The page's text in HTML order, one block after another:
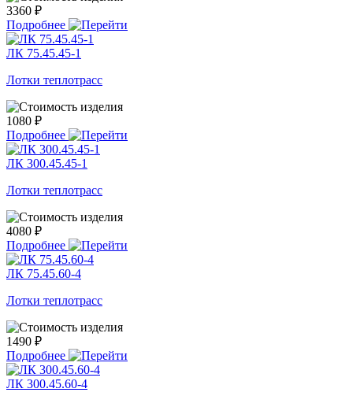
3360 ₽
Подробнее
ЛК 75.45.45-1
Лотки теплотрасс
1080 ₽
Подробнее
ЛК 300.45.45-1
Лотки теплотрасс
4080 ₽
Подробнее
ЛК 75.45.60-4
Лотки теплотрасс
1490 ₽
Подробнее
ЛК 300.45.60-4